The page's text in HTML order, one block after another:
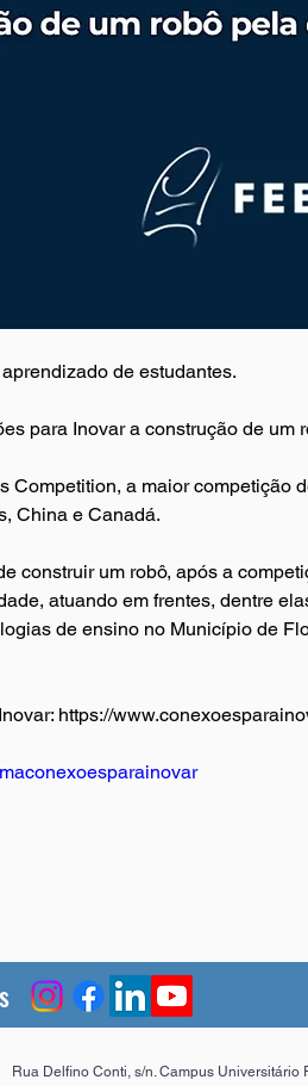
de estudantes.
para Inovar a construção de um
Competition, a maior competição
China e Canadá.
construir um robô, após a
atuando em frentes, dentre
de ensino no Município de
https://
Rua Delfino Conti, s/n. Campus